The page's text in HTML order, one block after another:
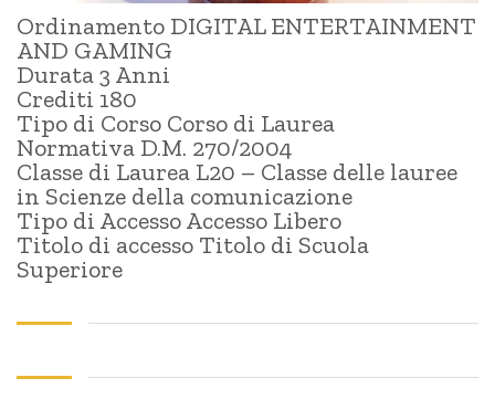
Ordinamento DIGITAL ENTERTAINMENT
AND GAMING
Durata 3 Anni
Crediti 180
Tipo di Corso Corso di Laurea
Normativa D.M. 270/2004
Classe di Laurea L20 – Classe delle lauree
in Scienze della comunicazione
Tipo di Accesso Accesso Libero
Titolo di accesso Titolo di Scuola
Superiore